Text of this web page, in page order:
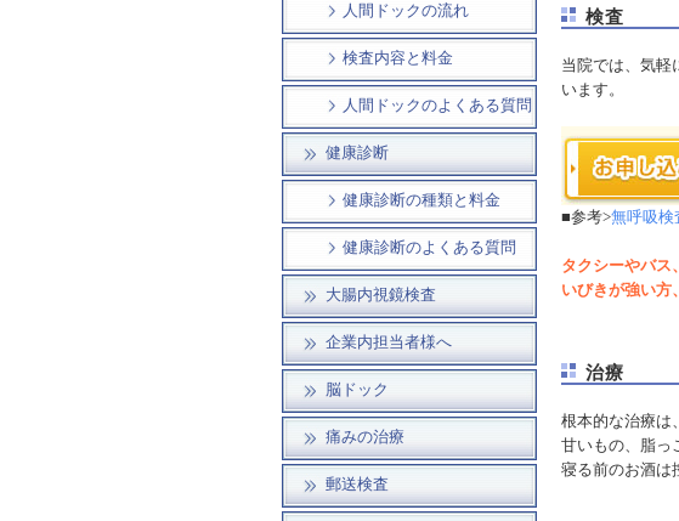
人間ドックの流れ
検査内容と料金
人間ドックのよくある質問
健康診断
健康診断の種類と料金
健康診断のよくある質問
大腸内視鏡検査
企業内担当者様へ
脳ドック
痛みの治療
郵送検査
検査
当院では、気軽
います。
■参考>無呼吸
タクシーやバス
いびきが強い方
治療
根本的な治療は
甘いもの、脂っ
寝る前のお酒は